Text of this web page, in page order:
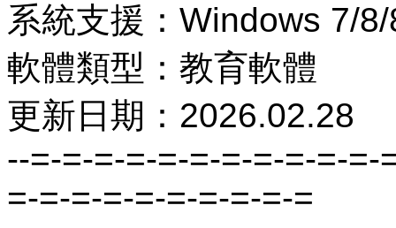
系統支援：Windows 7/
軟體類型：教育軟體
更新日期：2026.02.28
--=-=-=-=-=-=-=-=-=-=-
=-=-=-=-=-=-=-=-=-=